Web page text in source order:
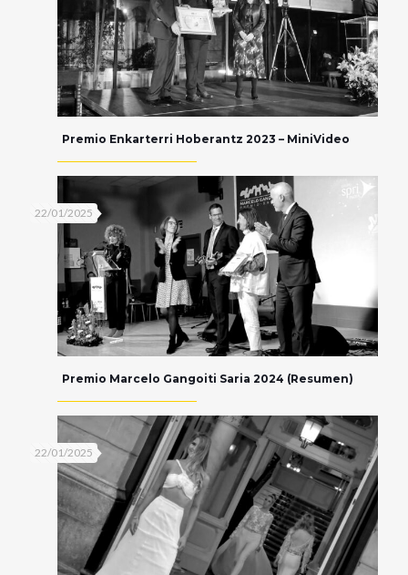
Premio Enkarterri Hoberantz 2023 – MiniVideo
22/01/2025
Premio Marcelo Gangoiti Saria 2024 (Resumen)
22/01/2025